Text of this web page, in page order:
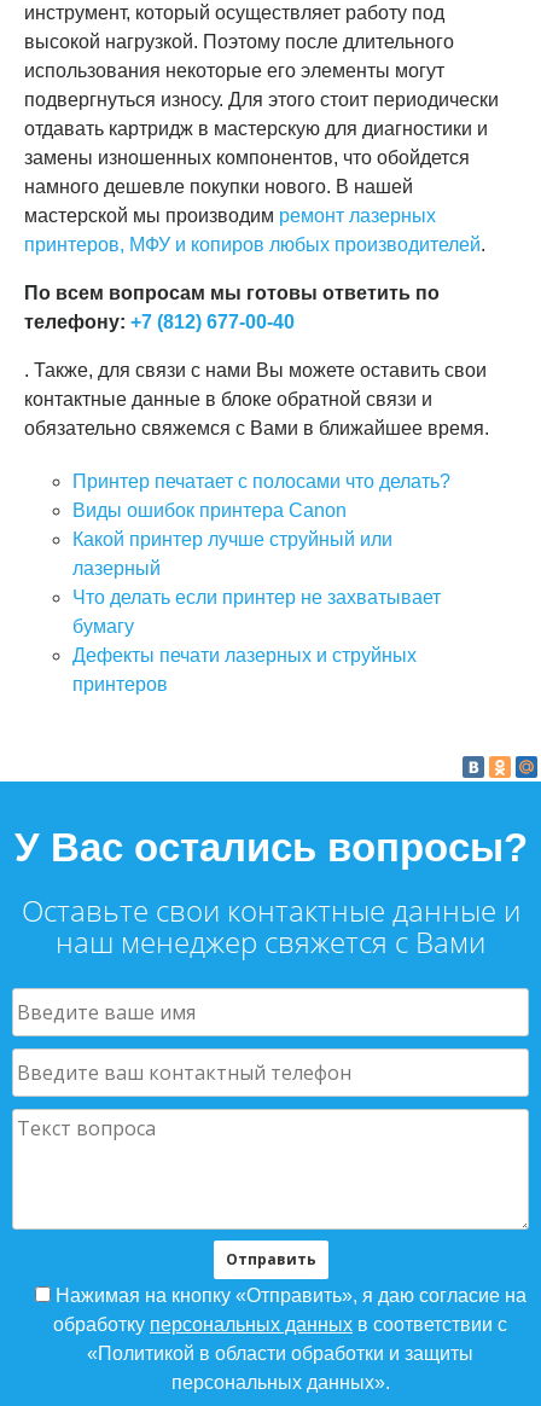
инструмент, который осуществляет работу под
высокой нагрузкой. Поэтому после длительного
использования некоторые его элементы могут
подвергнуться износу. Для этого стоит периодически
отдавать картридж в мастерскую для диагностики и
замены изношенных компонентов, что обойдется
намного дешевле покупки нового. В нашей
мастерской мы производим ремонт лазерных
принтеров, МФУ и копиров любых производителей.
По всем вопросам мы готовы ответить по
телефону: +7 (812) 677-00-40
. Также, для связи с нами Вы можете оставить свои
контактные данные в блоке обратной связи и
обязательно свяжемся с Вами в ближайшее время.
Принтер печатает с полосами что делать?
Виды ошибок принтера Canon
Какой принтер лучше струйный или
лазерный
Что делать если принтер не захватывает
бумагу
Дефекты печати лазерных и струйных
принтеров
У Вас остались вопросы?
Оставьте свои контактные данные и
наш менеджер свяжется с Вами
Нажимая на кнопку «Отправить», я даю согласие на
обработку персональных данных в соответствии с
«Политикой в области обработки и защиты
персональных данных».